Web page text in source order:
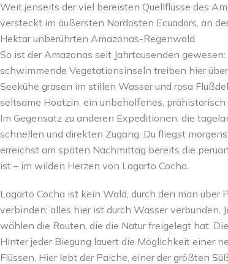
Weit jenseits der viel bereisten Quellflüsse des
versteckt im äußersten Nordosten Ecuadors, an
Hektar unberührten Amazonas-Regenwald.
So ist der Amazonas seit Jahrtausenden
schwimmende Vegetationsinseln treiben hier
Seekühe grasen im stillen Wasser und rosa
seltsame Hoatzin, ein unbeholfenes, prähistorisch
Im Gegensatz zu anderen Expeditionen, die
schnellen und direkten Zugang. Du fliegst
erreichst am späten Nachmittag bereits die
ist – im wilden Herzen von Lagarto Cocha.
Lagarto Cocha ist kein Wald, durch den man
verbinden; alles hier ist durch Wasser verbunden.
wählen die Routen, die die Natur freigelegt hat.
Hinter jeder Biegung lauert die Möglichkeit einer
Flüssen. Hier lebt der Paiche, einer der größten